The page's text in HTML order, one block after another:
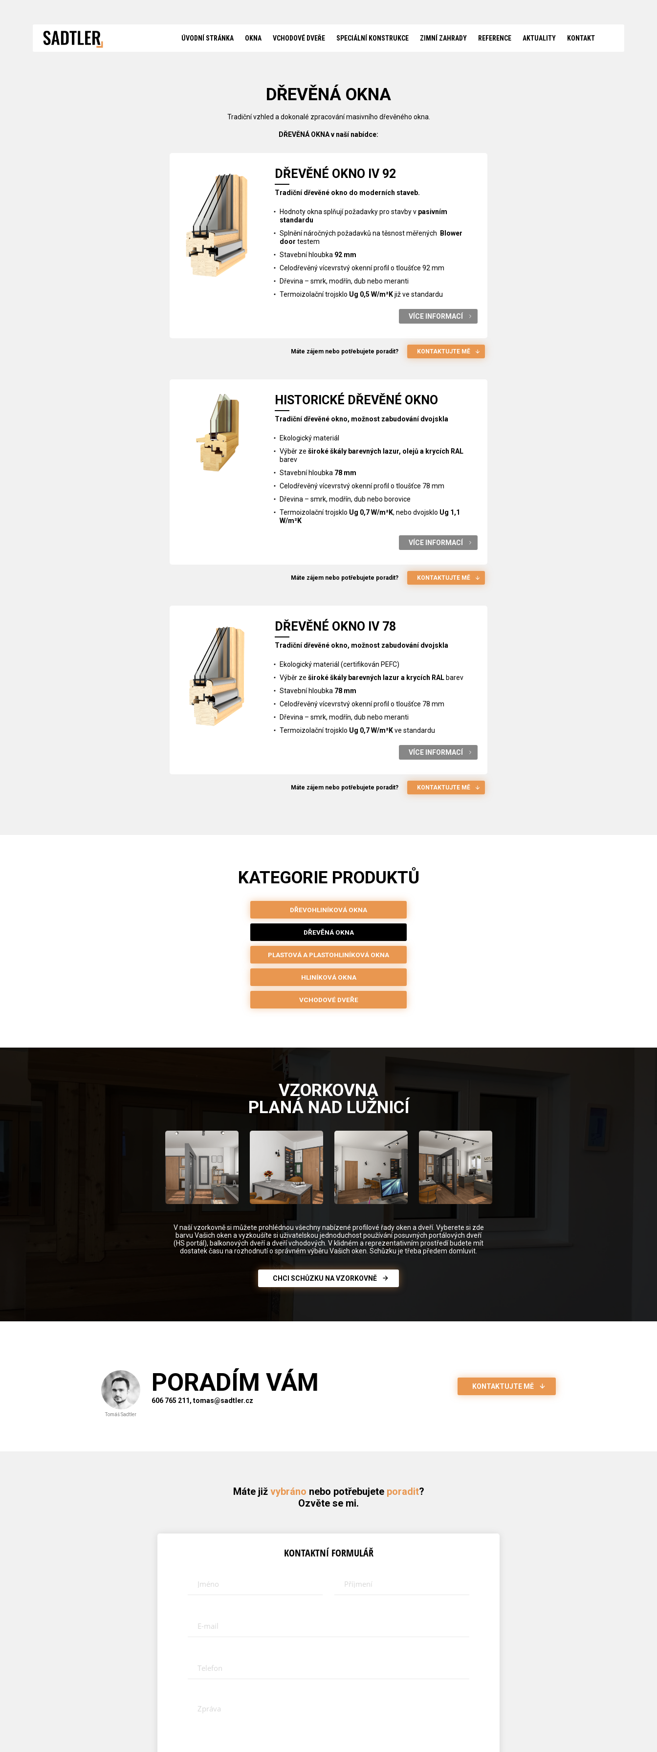
ÚVODNÍ STRÁNKA OKNA VCHODOVÉ DVEŘE SPECIÁLNÍ KONSTRUKCE ZIMNÍ ZAHRADY REFERENCE AKTUALITY KONTAKT
BEZRÁMOVÉ ZASKLENÍ
AKTUALITY
KONTAKT
DŘEVĚNÁ OKNA
Tradiční vzhled a dokonalé zpracování masivního dřevěného okna.
DŘEVĚNÁ OKNA v naší nabídce:
DŘEVĚNÉ OKNO IV 92
Tradiční dřevěné okno do moderních staveb.
Hodnoty okna splňují požadavky pro stavby v pasivním
standardu
Splnění náročných požadavků na těsnost měřených
Blower
door testem
Stavební hloubka 92 mm
Celodřevěný vícevrstvý okenní profil o tloušťce 92 mm
Dřevina – smrk, modřín, dub nebo meranti
Termoizolační trojsklo Ug 0,5 W/m²Kjiž ve standardu
VÍCE INFORMACÍ
Máte zájem nebo potřebujete poradit? KONTAKTUJTE MĚ
HISTORICKÉ DŘEVĚNÉ OKNO
Tradiční dřevěné okno, možnost zabudování dvojskla
Ekologický materiál
Výběr ze široké škály barevných lazur, olejů a krycích RAL
barev
Stavební hloubka 78 mm
Celodřevěný vícevrstvý okenní profil o tloušťce 78 mm
Dřevina – smrk, modřín, dub nebo borovice
Termoizolační trojsklo Ug 0,7 W/m²K, nebo dvojsklo Ug 1,1
W/m²K
VÍCE INFORMACÍ
Máte zájem nebo potřebujete poradit? KONTAKTUJTE MĚ
DŘEVĚNÉ OKNO IV 78
Tradiční dřevěné okno, možnost zabudování dvojskla
Ekologický materiál (certifikován PEFC)
Výběr ze široké škály barevných lazur a krycích RAL barev
Stavební hloubka 78 mm
Celodřevěný vícevrstvý okenní profil o tloušťce 78 mm
Dřevina – smrk, modřín, dub nebo meranti
Termoizolační trojsklo Ug 0,7 W/m²Kve standardu
VÍCE INFORMACÍ
Máte zájem nebo potřebujete poradit? KONTAKTUJTE MĚ
KATEGORIE PRODUKTŮ
DŘEVOHLINÍKOVÁ OKNA
DŘEVĚNÁ OKNA
PLASTOVÁ A PLASTOHLINÍKOVÁ OKNA
HLINÍKOVÁ OKNA
VCHODOVÉ DVEŘE
VZORKOVNA
PLANÁ NAD LUŽNICÍ
V naší vzorkovně si můžete prohlédnou všechny nabízené profilové řady oken a dveří. Vyberete si zde
barvu Vašich oken a vyzkoušíte si uživatelskou jednoduchost používání posuvných portálových dveří
(HS portál), balkonových dveří a dveří vchodových. V klidném a reprezentativním prostředí budete mít
dostatek času na rozhodnutí o správném výběru Vašich oken. Schůzku je třeba předem domluvit.
CHCI SCHŮZKU NA VZORKOVNĚ
Tomáš Sadtler
PORADÍM VÁM
606 765 211, tomas@sadtler.cz
KONTAKTUJTE MĚ
Máte již vybráno nebo potřebujete poradit?
Ozvěte se mi.
KONTAKTNÍ FORMULÁŘ